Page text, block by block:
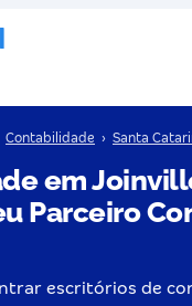
Contabilidade › Santa
em
Parceiro
escritórios de